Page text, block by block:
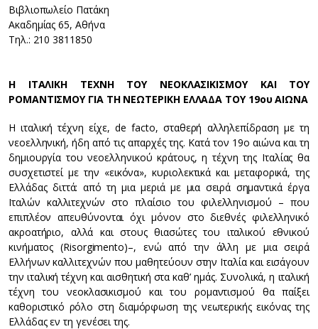
Βιβλιοπωλείο Πατάκη
Ακαδημίας 65, Αθήνα
Τηλ.: 210 3811850
Η ΙΤΑΛΙΚΗ ΤΕΧΝΗ ΤΟΥ ΝΕΟΚΛΑΣΙΚΙΣΜΟΥ ΚΑΙ ΤΟΥ
ΡΟΜΑΝΤΙΣΜΟΥ ΓΙΑ ΤΗ ΝΕΩΤΕΡΙΚΗ ΕΛΛΑΔΑ ΤΟΥ 19ου ΑΙΩΝΑ
Η ιταλική τέχνη είχε, de facto, σταθερή αλληλεπίδραση με τη
νεοελληνική, ήδη από τις απαρχές της. Κατά τον 19ο αιώνα και τη
δημιουργία του νεοελληνικού κράτους, η τέχνη της Ιταλίας θα
συσχετιστεί με την «εικόνα», κυριολεκτικά και μεταφορικά, της
Ελλάδας διττά: από τη μια μεριά με μια σειρά σημαντικά έργα
Ιταλών καλλιτεχνών στο πλαίσιο του φιλελληνισμού – που
επιπλέον απευθύνονται όχι μόνον στο διεθνές φιλελληνικό
ακροατήριο, αλλά και στους θιασώτες του ιταλικού εθνικού
κινήματος (Risorgimento)–, ενώ από την άλλη με μια σειρά
Ελλήνων καλλιτεχνών που μαθητεύουν στην Ιταλία και εισάγουν
την ιταλική τέχνη και αισθητική στα καθ’ ημάς. Συνολικά, η ιταλική
τέχνη του νεοκλασικισμού και του ρομαντισμού θα παίξει
καθοριστικό ρόλο στη διαμόρφωση της νεωτερικής εικόνας της
Ελλάδας εν τη γενέσει της.